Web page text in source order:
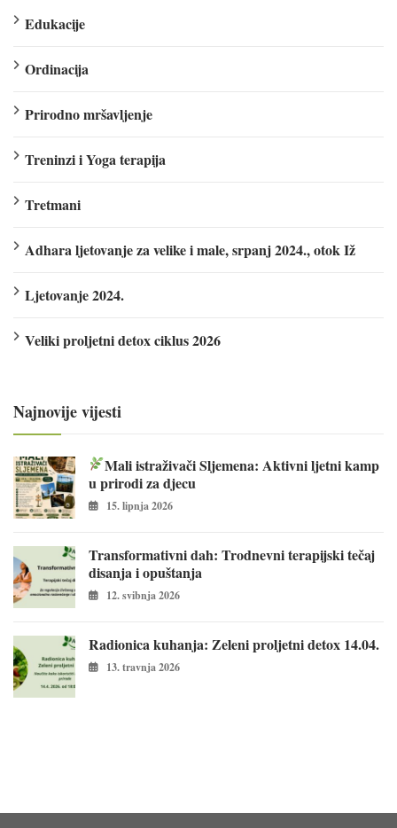
Edukacije
Ordinacija
Prirodno mršavljenje
Treninzi i Yoga terapija
Tretmani
Adhara ljetovanje za velike i male, srpanj 2024., otok Iž
Ljetovanje 2024.
Veliki proljetni detox ciklus 2026
Najnovije vijesti
Mali istraživači Sljemena: Aktivni ljetni kamp
u prirodi za djecu
15. lipnja 2026
Transformativni dah: Trodnevni terapijski tečaj
disanja i opuštanja
12. svibnja 2026
Radionica kuhanja: Zeleni proljetni detox 14.04.
13. travnja 2026